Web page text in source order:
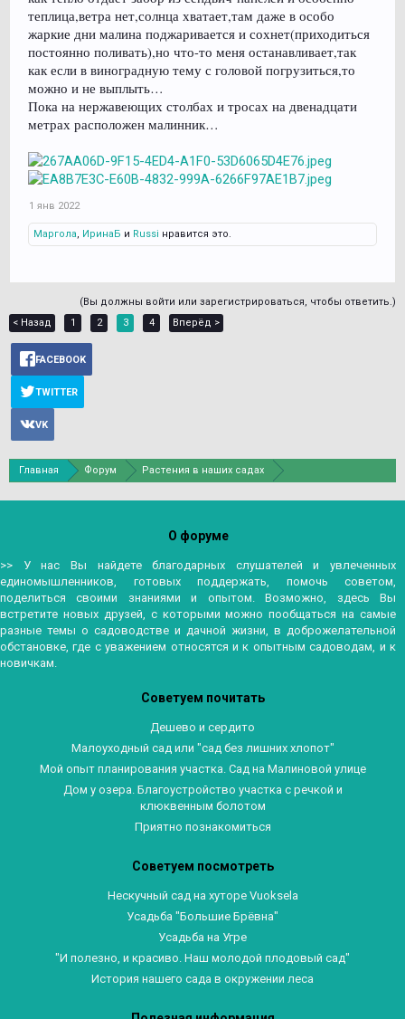
теплица,ветра нет,солнца хватает,там даже в особо
жаркие дни малина поджаривается и сохнет(приходиться
постоянно поливать),но что-то меня останавливает,так
как если в виноградную тему с головой погрузиться,то
можно и не выплыть…
Пока на нержавеющих столбах и тросах на двенадцати
метрах расположен малинник…
1 янв 2022
Маргола ИринаБ и Russi нравится это.
(Вы должны войти или зарегистрироваться, чтобы ответить.)
< Назад
1 2 3 4 Вперёд >
FACEBOOK
TWITTER
VK
Главная Форум
Растения в наших садах
О форуме
>> У нас Вы найдете благодарных слушателей и увлеченных
единомышленников, готовых поддержать, помочь советом,
поделиться своими знаниями и опытом. Возможно, здесь Вы
встретите новых друзей, с которыми можно пообщаться на самые
разные темы о садоводстве и дачной жизни, в доброжелательной
обстановке, где с уважением относятся и к опытным садоводам, и к
новичкам.
Советуем почитать
Дешево и сердито
Малоуходный сад или "сад без лишних хлопот"
Мой опыт планирования участка. Сад на Малиновой улице
Дом у озера. Благоустройство участка с речкой и
клюквенным болотом
Приятно познакомиться
Советуем посмотреть
Нескучный сад на хуторе Vuoksela
Усадьба "Большие Брёвна"
Усадьба на Угре
"И полезно, и красиво. Наш молодой плодовый сад"
История нашего сада в окружении леса